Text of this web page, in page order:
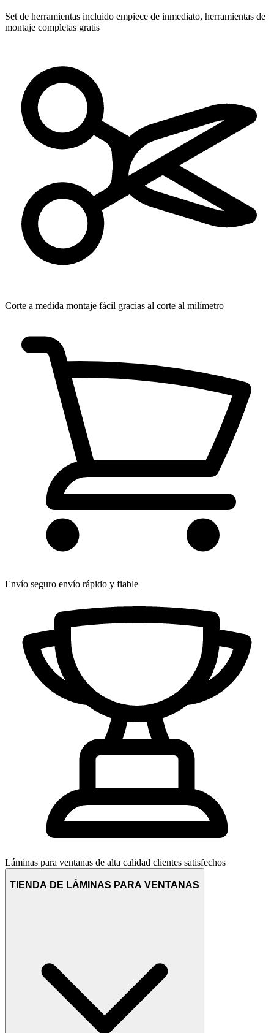
Set de herramientas incluido empiece de inmediato, herramientas de
montaje completas gratis
Corte a medida montaje fácil gracias al corte al milímetro
Envío seguro envío rápido y fiable
Láminas para ventanas de alta calidad clientes satisfechos
TIENDA DE LÁMINAS PARA VENTANAS